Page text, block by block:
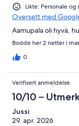
Likte: Personale
Oversett med
Aamupala oli hyvä,
Bodde her 2 netter i
0
Verifisert anmeldelse
10/10 –
Jussi
29. apr. 2026